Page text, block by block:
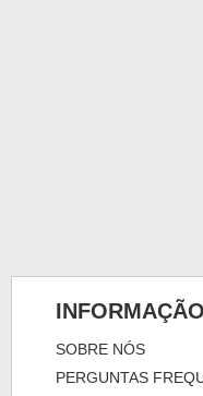
INFORMAÇÃO
SOBRE NÓS
PERGUNTAS